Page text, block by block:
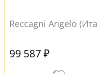
Reccagni Angelo
99 587 ₽